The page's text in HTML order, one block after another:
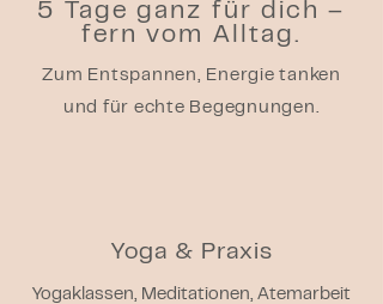
5 Tage ganz für dich –
fern vom Alltag.
Zum Entspannen, Energie tanken
und für echte Begegnungen.
Yoga & Praxis
Yogaklassen, Meditationen, Atemarbeit